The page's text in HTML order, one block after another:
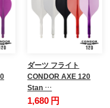
ダーツ フライト
CONDOR AXE 120
Stan …
1,680 円